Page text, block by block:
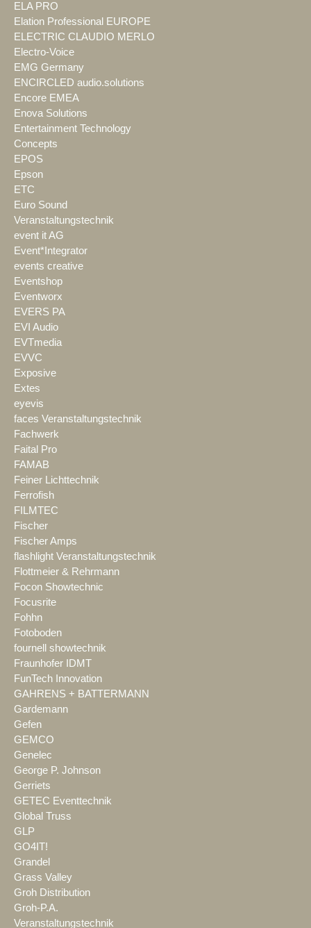
ELA PRO
Elation Professional EUROPE
ELECTRIC CLAUDIO MERLO
Electro-Voice
EMG Germany
ENCIRCLED audio.solutions
Encore EMEA
Enova Solutions
Entertainment Technology
Concepts
EPOS
Epson
ETC
Euro Sound
Veranstaltungstechnik
event it AG
Event*Integrator
events creative
Eventshop
Eventworx
EVERS PA
EVI Audio
EVTmedia
EVVC
Exposive
Extes
eyevis
faces Veranstaltungstechnik
Fachwerk
Faital Pro
FAMAB
Feiner Lichttechnik
Ferrofish
FILMTEC
Fischer
Fischer Amps
flashlight Veranstaltungstechnik
Flottmeier & Rehrmann
Focon Showtechnic
Focusrite
Fohhn
Fotoboden
fournell showtechnik
Fraunhofer IDMT
FunTech Innovation
GAHRENS + BATTERMANN
Gardemann
Gefen
GEMCO
Genelec
George P. Johnson
Gerriets
GETEC Eventtechnik
Global Truss
GLP
GO4IT!
Grandel
Grass Valley
Groh Distribution
Groh-P.A.
Veranstaltungstechnik